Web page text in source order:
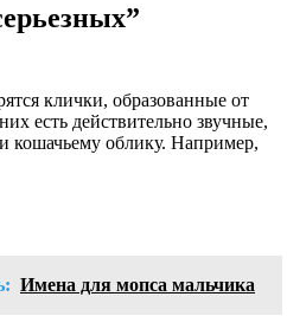
клички, образованные от
есть действительно звучные,
кошачьему облику. Например,
Имена для мопса мальчика